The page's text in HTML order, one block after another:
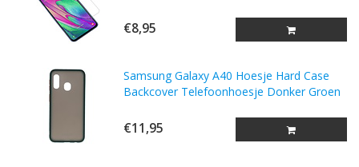
€8,95
Samsung Galaxy A40 Hoesje Hard Case
Backcover Telefoonhoesje Donker Groen
€11,95